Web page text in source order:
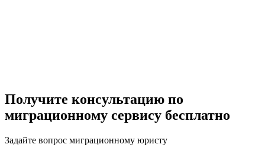
Получите консультацию по
миграционному сервису бесплатно
Задайте вопрос миграционному юристу